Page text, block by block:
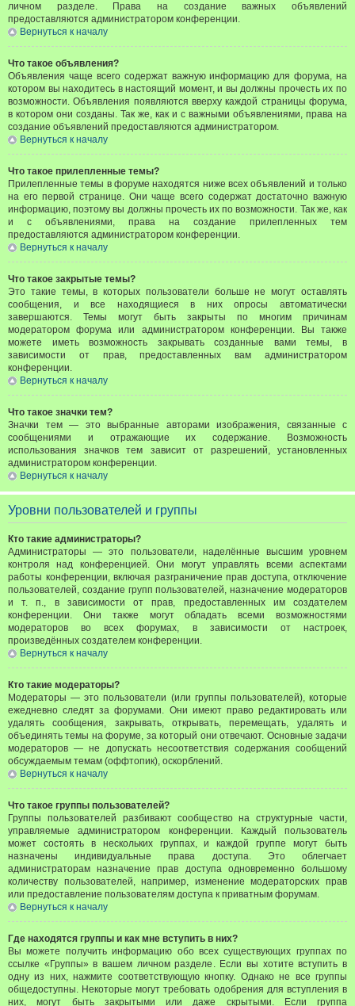
личном разделе. Права на создание важных объявлений
предоставляются администратором конференции.
Вернуться к началу
Что такое объявления?
Объявления чаще всего содержат важную информацию для форума, на
котором вы находитесь в настоящий момент, и вы должны прочесть их по
возможности. Объявления появляются вверху каждой страницы форума,
в котором они созданы. Так же, как и с важными объявлениями, права на
создание объявлений предоставляются администратором.
Вернуться к началу
Что такое прилепленные темы?
Прилепленные темы в форуме находятся ниже всех объявлений и только
на его первой странице. Они чаще всего содержат достаточно важную
информацию, поэтому вы должны прочесть их по возможности. Так же, как
и с объявлениями, права на создание прилепленных тем
предоставляются администратором конференции.
Вернуться к началу
Что такое закрытые темы?
Это такие темы, в которых пользователи больше не могут оставлять
сообщения, и все находящиеся в них опросы автоматически
завершаются. Темы могут быть закрыты по многим причинам
модератором форума или администратором конференции. Вы также
можете иметь возможность закрывать созданные вами темы, в
зависимости от прав, предоставленных вам администратором
конференции.
Вернуться к началу
Что такое значки тем?
Значки тем — это выбранные авторами изображения, связанные с
сообщениями и отражающие их содержание. Возможность
использования значков тем зависит от разрешений, установленных
администратором конференции.
Вернуться к началу
Уровни пользователей и группы
Кто такие администраторы?
Администраторы — это пользователи, наделённые высшим уровнем
контроля над конференцией. Они могут управлять всеми аспектами
работы конференции, включая разграничение прав доступа, отключение
пользователей, создание групп пользователей, назначение модераторов
и т. п., в зависимости от прав, предоставленных им создателем
конференции. Они также могут обладать всеми возможностями
модераторов во всех форумах, в зависимости от настроек,
произведённых создателем конференции.
Вернуться к началу
Кто такие модераторы?
Модераторы — это пользователи (или группы пользователей), которые
ежедневно следят за форумами. Они имеют право редактировать или
удалять сообщения, закрывать, открывать, перемещать, удалять и
объединять темы на форуме, за который они отвечают. Основные задачи
модераторов — не допускать несоответствия содержания сообщений
обсуждаемым темам (оффтопик), оскорблений.
Вернуться к началу
Что такое группы пользователей?
Группы пользователей разбивают сообщество на структурные части,
управляемые администратором конференции. Каждый пользователь
может состоять в нескольких группах, и каждой группе могут быть
назначены индивидуальные права доступа. Это облегчает
администраторам назначение прав доступа одновременно большому
количеству пользователей, например, изменение модераторских прав
или предоставление пользователям доступа к приватным форумам.
Вернуться к началу
Где находятся группы и как мне вступить в них?
Вы можете получить информацию обо всех существующих группах по
ссылке «Группы» в вашем личном разделе. Если вы хотите вступить в
одну из них, нажмите соответствующую кнопку. Однако не все группы
общедоступны. Некоторые могут требовать одобрения для вступления в
них, могут быть закрытыми или даже скрытыми. Если группа